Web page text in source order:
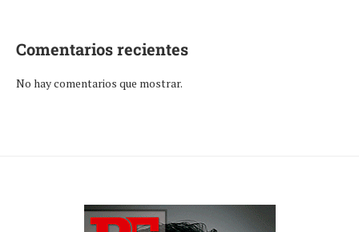
Comentarios recientes
No hay comentarios que mostrar.